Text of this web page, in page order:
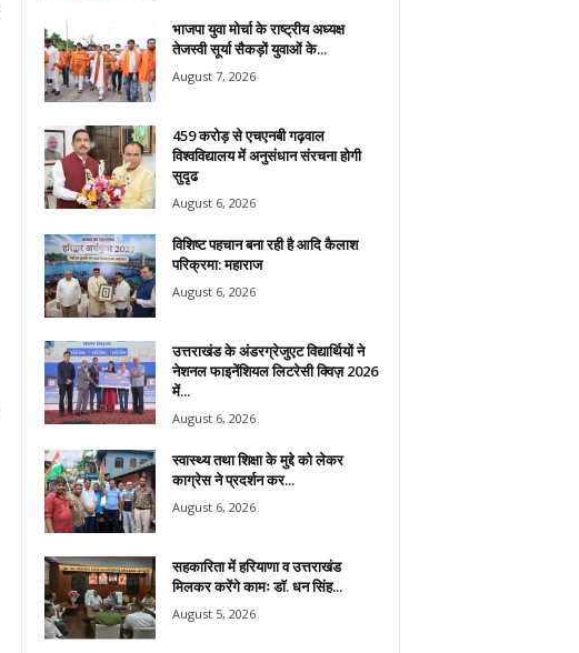
भाजपा युवा मोर्चा के राष्ट्रीय अध्यक्ष
तेजस्वी सूर्या सैकड़ों युवाओं के...
August 7, 2026
459 करोड़ से एचएनबी गढ़वाल
विश्वविद्यालय में अनुसंधान संरचना होगी
सुदृढ
August 6, 2026
विशिष्ट पहचान बना रही है आदि कैलाश
परिक्रमा: महाराज
August 6, 2026
उत्तराखंड के अंडरग्रेजुएट विद्यार्थियों ने
नेशनल फाइनेंशियल लिटरेसी क्विज़ 2026
में...
August 6, 2026
स्वास्थ्य तथा शिक्षा के मुद्दे को लेकर
काग्रेस ने प्रदर्शन कर...
August 6, 2026
सहकारिता में हरियाणा व उत्तराखंड
मिलकर करेंगे कामः डाॅ. धन सिंह...
August 5, 2026